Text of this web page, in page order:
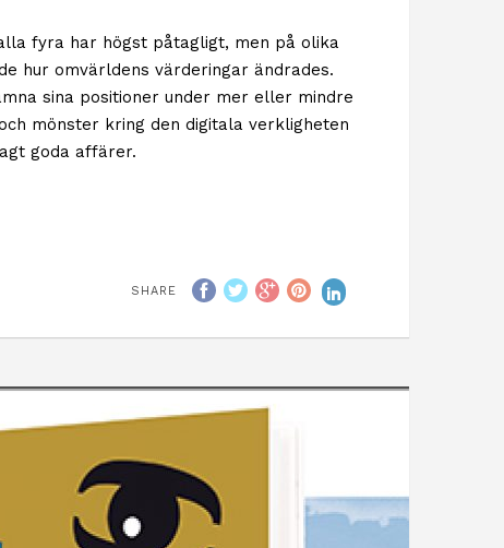
fyra har högst påtagligt, men på olika
hur omvärldens värderingar ändrades.
sina positioner under mer eller mindre
mönster kring den digitala verkligheten
goda affärer.
SHARE